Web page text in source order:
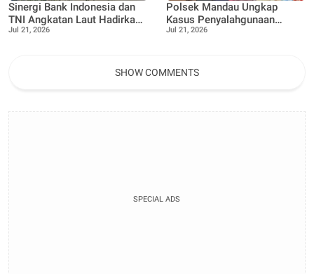
Sinergi Bank Indonesia dan
TNI Angkatan Laut Hadirkan
Ekspedisi Rupiah Berdaulat
Jul 21, 2026
Polsek Mandau Ungkap
Kasus Penyalahgunaan
Ekstasi, Dua Terduga
Jul 21, 2026
SHOW COMMENTS
SPECIAL ADS